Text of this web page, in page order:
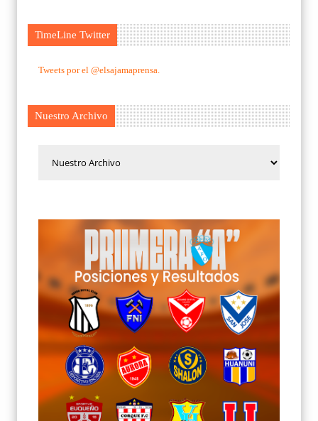
TimeLine Twitter
Tweets por el @elsajamaprensa.
Nuestro Archivo